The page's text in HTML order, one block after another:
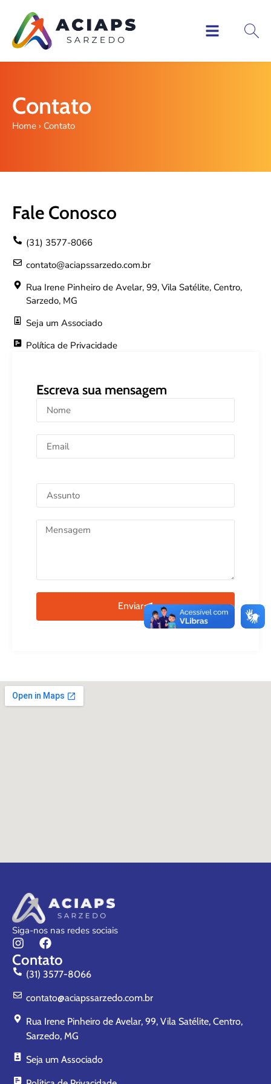
Contato
Home › Contato
Fale Conosco
(31) 3577-8066
contato@aciapssarzedo.com.br
Rua Irene Pinheiro de Avelar, 99, Vila Satélite, Centro,
Sarzedo, MG
Seja um Associado
Política de Privacidade
Escreva sua mensagem
Enviar
Siga-nos nas redes sociais
Contato
(31) 3577-8066
contato@aciapssarzedo.com.br
Rua Irene Pinheiro de Avelar, 99, Vila Satélite, Centro,
Sarzedo, MG
Seja um Associado